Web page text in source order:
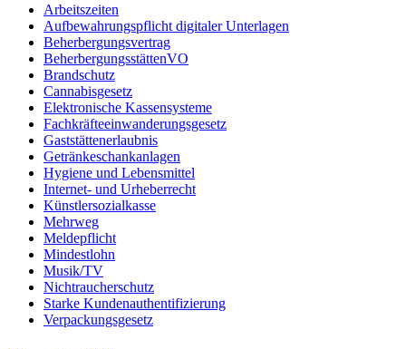
Arbeitszeiten
Aufbewahrungspflicht digitaler Unterlagen
Beherbergungsvertrag
BeherbergungsstättenVO
Brandschutz
Cannabisgesetz
Elektronische Kassensysteme
Fachkräfteeinwanderungsgesetz
Gaststättenerlaubnis
Getränkeschankanlagen
Hygiene und Lebensmittel
Internet- und Urheberrecht
Künstlersozialkasse
Mehrweg
Meldepflicht
Mindestlohn
Musik/TV
Nichtraucherschutz
Starke Kundenauthentifizierung
Verpackungsgesetz